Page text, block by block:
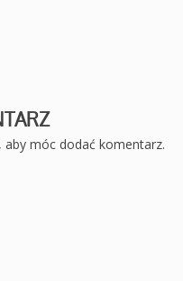
, aby móc dodać komentarz.